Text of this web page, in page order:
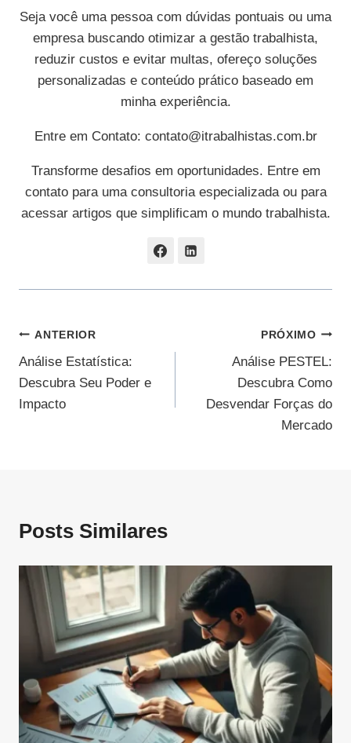
Seja você uma pessoa com dúvidas pontuais ou uma
empresa buscando otimizar a gestão trabalhista,
reduzir custos e evitar multas, ofereço soluções
personalizadas e conteúdo prático baseado em
minha experiência.
Entre em Contato: contato@itrabalhistas.com.br
Transforme desafios em oportunidades. Entre em
contato para uma consultoria especializada ou para
acessar artigos que simplificam o mundo trabalhista.
Navegação
De
Post
ANTERIOR
Análise Estatística:
Descubra Seu Poder e
Impacto
PRÓXIMO
Análise PESTEL:
Descubra Como
Desvendar Forças do
Mercado
Posts Similares